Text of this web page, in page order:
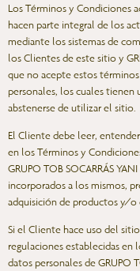
Los Términos y Condiciones
hacen parte integral de los
mediante los sistemas de
los Clientes de este sitio y
que no acepte estos
personales, los cuales
abstenerse de utilizar el sitio.
El Cliente debe leer,
en los Términos y
GRUPO TOB SOCARRÁS
incorporados a los mismos,
adquisición de productos y/o
Si el Cliente hace uso del
regulaciones establecidas en
datos personales de GRUPO